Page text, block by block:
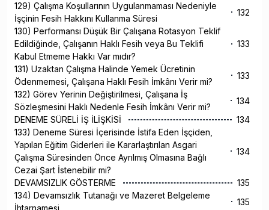
129) Çalışma Koşullarının Uygulanmaması Nedeniyle
İşçinin Fesih Hakkını Kullanma Süresi
132
130) Performansı Düşük Bir Çalışana Rotasyon Teklif
Edildiğinde, Çalışanın Haklı Fesih veya Bu Teklifi
Kabul Etmeme Hakkı Var mıdır?
133
131) Uzaktan Çalışma Halinde Yemek Ücretinin
Ödenmemesi, Çalışana Haklı Fesih İmkânı Verir mi?
133
132) Görev Yerinin Değiştirilmesi, Çalışana İş
Sözleşmesini Haklı Nedenle Fesih İmkânı Verir mi?
134
DENEME SÜRELİ İŞ İLİŞKİSİ
134
133) Deneme Süresi İçerisinde İstifa Eden İşçiden,
Yapılan Eğitim Giderleri ile Kararlaştırılan Asgari
Çalışma Süresinden Önce Ayrılmış Olmasına Bağlı
Cezai Şart İstenebilir mi?
134
DEVAMSIZLIK GÖSTERME
135
134) Devamsızlık Tutanağı ve Mazeret Belgeleme
135